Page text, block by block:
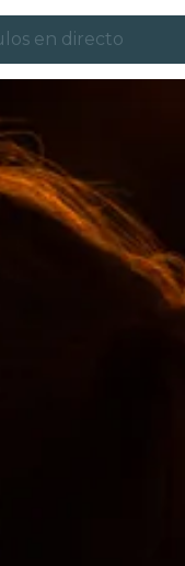
en directo
y ciudades